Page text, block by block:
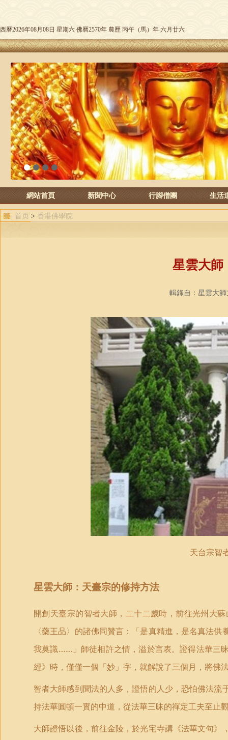
西曆2026年08月08日 星期六 佛曆2570年 農歷 丙午（馬）年 六月廿六
1 2 3 4
網站首頁 新聞中心 行腳僧團 生活
首页 > 香港佛學院
星雲大師
輯錄自：星雲大師
天台宗智
星雲大師： 天臺宗的修持方法
開創天臺宗的智者大師，二十二歲時，前往光州大
〈藥王品〉的諸佛同贊言：「是真精進，是名真法
我莫識……」師徒相許之情，溢於言表。證得法華三
經》時，僅僅一個「妙」字，就解說了三個月，將佛
智者大師感到聞法的人多，證悟的人少，恐怕佛法
持法華圓頓一實的中道，從法華三昧的禪定工夫至止
大師證悟以後，前往金陵，於光宅寺講《法華文句